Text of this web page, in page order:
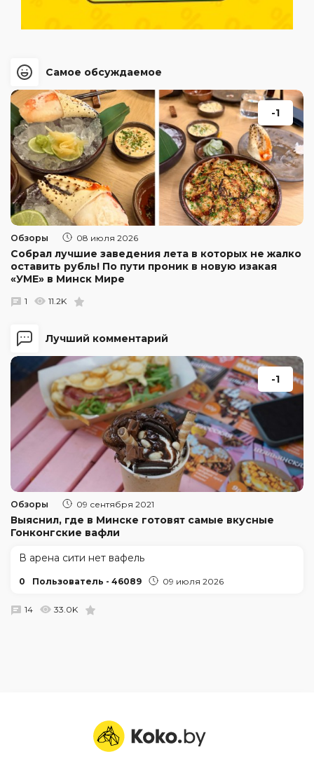
Лучший комментарий
-1
Обзоры 09 сентября 2021
Выяснил, где в Минске готовят самые вкусные
Гонконгские вафли
В арена сити нет вафель
0 Пользователь - 46089 09 июля 2026
14 33.0K
Самое обсуждаемое
-1
Обзоры 08 июля 2026
Собрал лучшие заведения лета в которых не жалко
оставить рубль! По пути проник в новую изакая
«УМЕ» в Минск Мире
1 11.2K